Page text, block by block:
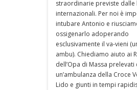
straordinarie previste dalle
internazionali. Per noi è
intubare Antonio e
ossigenarlo adoperando
esclusivamente il va-vieni
ambu). Chiediamo aiuto ai
dell’Opa di Massa prelevati
un’ambulanza della Croce
Lido e giunti in tempi